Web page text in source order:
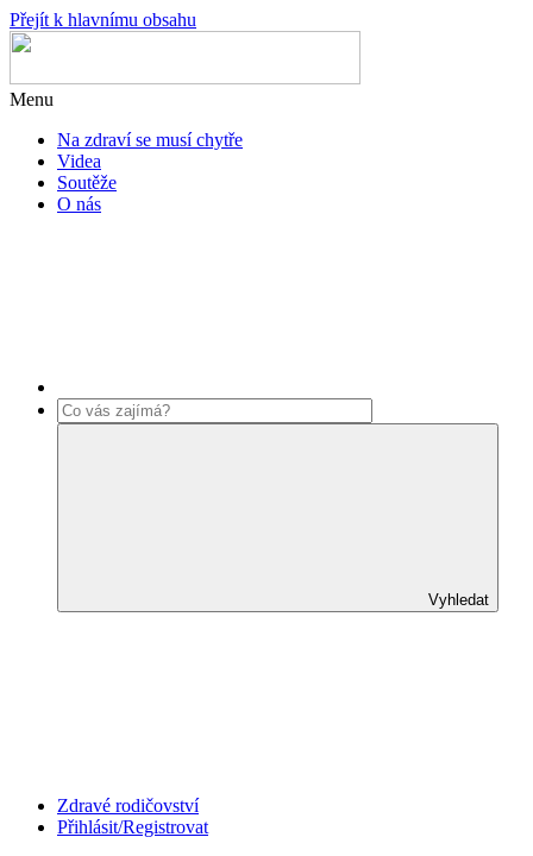
Přejít k hlavnímu obsahu
Menu
Na zdraví se musí chytře
Videa
Soutěže
O nás
Vyhledat
Zdravé rodičovství
Přihlásit/Registrovat